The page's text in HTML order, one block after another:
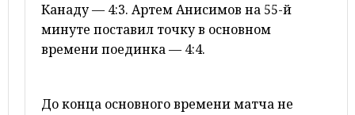
Канаду — 4:3. АртемАнисимов на 55-й
минуте поставил точку в основном
времени поединка — 4:4.
До конца основного времени матча не